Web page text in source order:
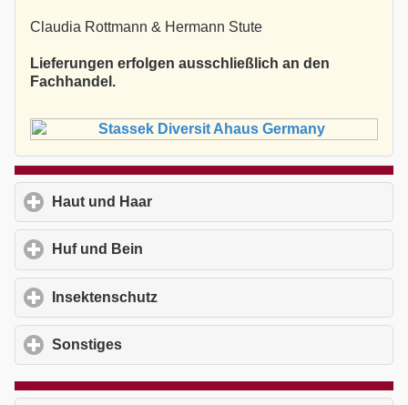
Claudia Rottmann & Hermann Stute
Lieferungen erfolgen ausschließlich an den
Fachhandel.
Haut und Haar
Huf und Bein
Insektenschutz
Sonstiges